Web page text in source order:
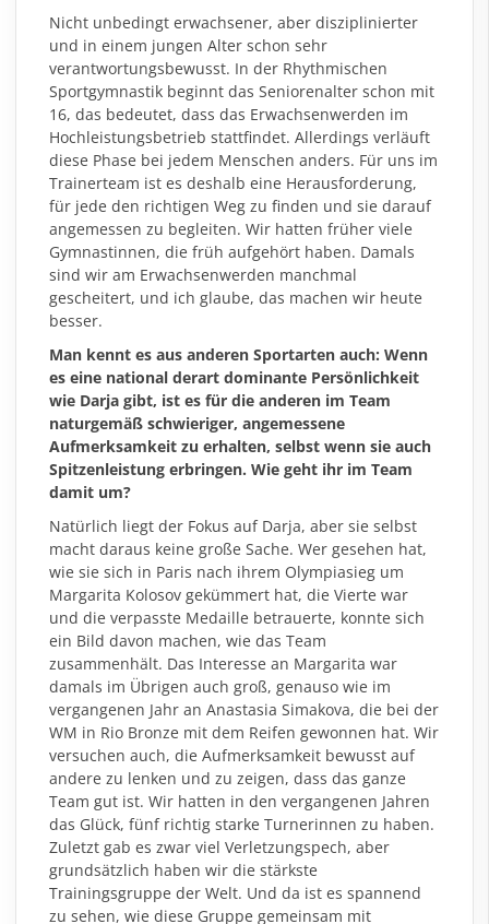
Nicht unbedingt erwachsener, aber disziplinierter
und in einem jungen Alter schon sehr
verantwortungsbewusst. In der Rhythmischen
Sportgymnastik beginnt das Seniorenalter schon mit
16, das bedeutet, dass das Erwachsenwerden im
Hochleistungsbetrieb stattfindet. Allerdings verläuft
diese Phase bei jedem Menschen anders. Für uns im
Trainerteam ist es deshalb eine Herausforderung,
für jede den richtigen Weg zu finden und sie darauf
angemessen zu begleiten. Wir hatten früher viele
Gymnastinnen, die früh aufgehört haben. Damals
sind wir am Erwachsenwerden manchmal
gescheitert, und ich glaube, das machen wir heute
besser.
Man kennt es aus anderen Sportarten auch: Wenn
es eine national derart dominante Persönlichkeit
wie Darja gibt, ist es für die anderen im Team
naturgemäß schwieriger, angemessene
Aufmerksamkeit zu erhalten, selbst wenn sie auch
Spitzenleistung erbringen. Wie geht ihr im Team
damit um?
Natürlich liegt der Fokus auf Darja, aber sie selbst
macht daraus keine große Sache. Wer gesehen hat,
wie sie sich in Paris nach ihrem Olympiasieg um
Margarita Kolosov gekümmert hat, die Vierte war
und die verpasste Medaille betrauerte, konnte sich
ein Bild davon machen, wie das Team
zusammenhält. Das Interesse an Margarita war
damals im Übrigen auch groß, genauso wie im
vergangenen Jahr an Anastasia Simakova, die bei der
WM in Rio Bronze mit dem Reifen gewonnen hat. Wir
versuchen auch, die Aufmerksamkeit bewusst auf
andere zu lenken und zu zeigen, dass das ganze
Team gut ist. Wir hatten in den vergangenen Jahren
das Glück, fünf richtig starke Turnerinnen zu haben.
Zuletzt gab es zwar viel Verletzungspech, aber
grundsätzlich haben wir die stärkste
Trainingsgruppe der Welt. Und da ist es spannend
zu sehen, wie diese Gruppe gemeinsam mit